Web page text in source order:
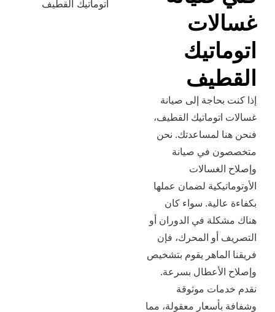
إلى صيانة
القطيف،
لمساعدتك. نحن
في صيانة
لضمان عملها
سواء كان
في الدوران أو
المحرك، فإن
يقوم بتشخيص
بسرعة.
موثوقة
معقولة، مما